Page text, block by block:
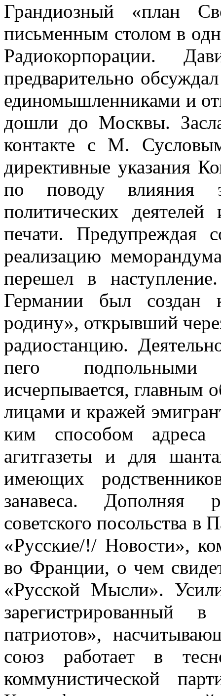
Грандиозный «план
письменным столом в
Радиокорпорации.
предварительно
единомышленниками и
дошли до Москвы.
контакте с М.
директивные указа­ния
по поводу влияния
политических
печа­ти. Предупреждая
реализацию
перешел в
Германии был создан
родину», открывший
радиостанцию.
пего подпольными
исчерпывается, главным
лицами и кражей
ким способом адреса
агитгазеты и для
имеющих
занавеса. Дополняя
советского посольства
«Русские/!/ Новости»,
во Франции, о чем
«Русской Мысли».
зарегистрированный
патриотов»,
союз работает в
коммунистической